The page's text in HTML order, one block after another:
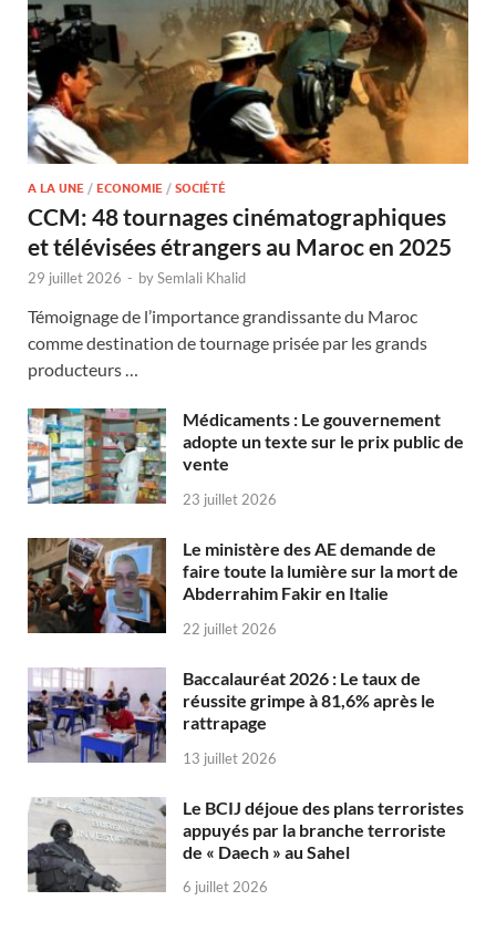
A LA UNE / ECONOMIE / SOCIÉTÉ
CCM: 48 tournages cinématographiques
et télévisées étrangers au Maroc en 2025
29 juillet 2026 - bySemlali Khalid
Témoignage de l’importance grandissante du Maroc
comme destination de tournage prisée par les grands
producteurs …
Médicaments : Le gouvernement
adopte un texte sur le prix public de
vente
23 juillet 2026
Le ministère des AE demande de
faire toute la lumière sur la mort de
Abderrahim Fakir en Italie
22 juillet 2026
Baccalauréat 2026 : Le taux de
réussite grimpe à 81,6% après le
rattrapage
13 juillet 2026
Le BCIJ déjoue des plans terroristes
appuyés par la branche terroriste
de « Daech » au Sahel
6 juillet 2026